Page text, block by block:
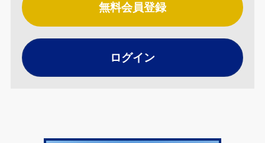
無料会員登録
ログイン